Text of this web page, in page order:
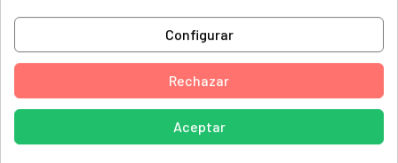
ASKO, RFN2274I
Configurar
Rechazar
Aceptar